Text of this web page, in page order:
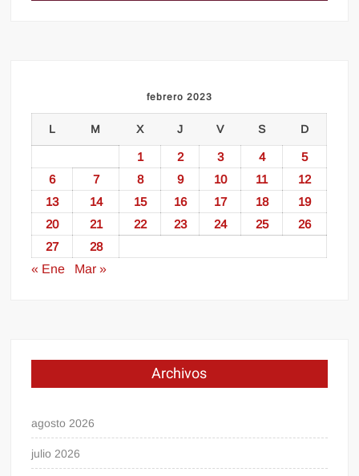
febrero 2023
L M X J V S D
1 2 3 4
5
6
7 8 9 10 11
12
13
14 15 16 17 18
19
20
21 22 23 24 25
26
27
28
« Ene
Mar »
Archivos
agosto 2026
julio 2026